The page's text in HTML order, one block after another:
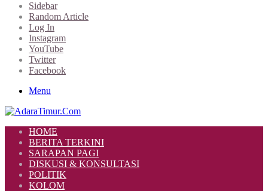
Sidebar
Random Article
Log In
Instagram
YouTube
Twitter
Facebook
Menu
HOME
BERITA TERKINI
SARAPAN PAGI
DISKUSI & KONSULTASI
POLITIK
KOLOM